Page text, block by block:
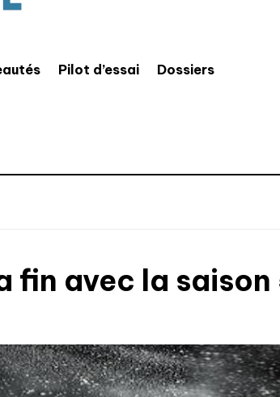
Pilot d’essai Dossiers
avec la saison